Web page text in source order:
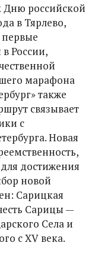
Дню российской
в Тярлево,
в России,
марафона
также
связывает
с
Новая
достижения
новой
Сарицкая
Сарицы —
Села и
с XV века.